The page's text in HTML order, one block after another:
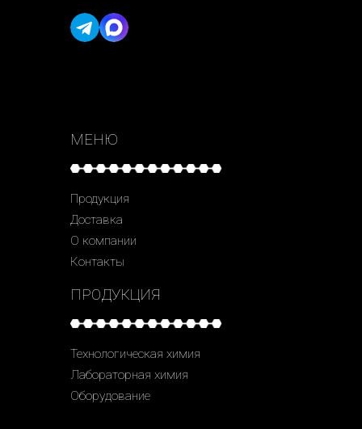
МЕНЮ
Продукция
Доставка
О компании
Контакты
ПРОДУКЦИЯ
Технологическая химия
Лабораторная химия
Оборудование